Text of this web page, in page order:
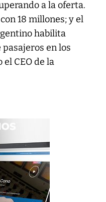
a la oferta.
18 millones; y el
habilita
en los
el CEO de la